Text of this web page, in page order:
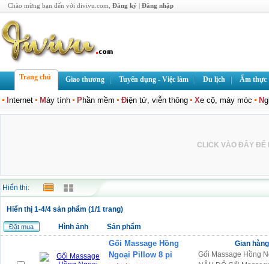
Chào mừng bạn đến với divivu.com, Đăng ký | Đăng nhập
Trang chủ Giao thương Tuyển dụng - Việc làm Du lịch Ẩm thực
nternet Máy tính Phần mềm Điện tử, viễn thông Xe cộ, máy móc N
CLICK VÀO ĐÂY ĐỂ
Hiển thị:
Hiển thị 1-4/4 sản phẩm (1/1 trang)
Đặt mua Hình ảnh Sản phẩm
Gối Massage Hồng
Ngoại Pillow 8 pi
Gian
Gối Massage Hồng